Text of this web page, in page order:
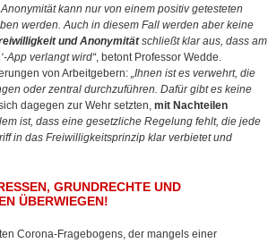
kann nur von einem positiv getesteten
werden. Auch in diesem Fall werden aber keine
und Anonymitätschließt klar aus, dass am
App verlangt wird“, betont Professor Wedde.
von Arbeitgebern: „Ihnen ist es verwehrt, die
oder zentral durchzuführen. Dafür gibt es keine
dagegen zur Wehr setzten, mit Nachteilen
ist, dass eine gesetzliche Regelung fehlt, die jede
in das Freiwilligkeitsprinzip klar verbietet und
GRUNDRECHTE UND
ÜBERWIEGEN!
Corona-Fragebogens, der mangels einer